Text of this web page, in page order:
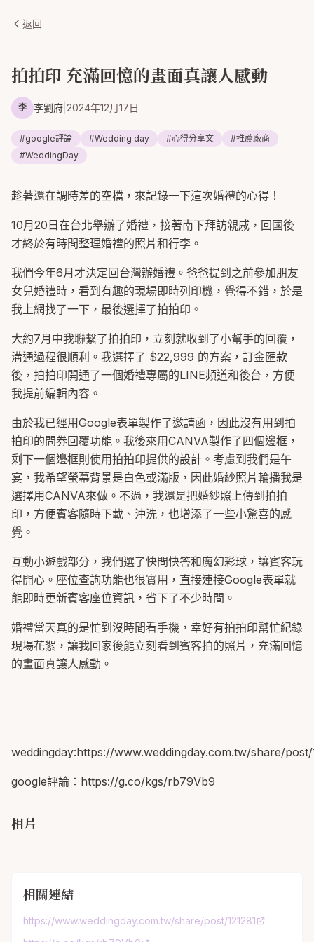
返回
拍拍印 充滿回憶的畫面真讓人感動
李 李劉府 2024年12月17日
#google評論 #Wedding day #心得分享文 #推薦廠商
#WeddingDay
趁著還在調時差的空檔，來記錄一下這次婚禮的心得！
10月20日在台北舉辦了婚禮，接著南下拜訪親戚，回國後
才終於有時間整理婚禮的照片和行李。
我們今年6月才決定回台灣辦婚禮。爸爸提到之前參加朋友
女兒婚禮時，看到有趣的現場即時列印機，覺得不錯，於是
我上網找了一下，最後選擇了拍拍印。
大約7月中我聯繫了拍拍印，立刻就收到了小幫手的回覆，
溝通過程很順利。我選擇了 $22,999 的方案，訂金匯款
後，拍拍印開通了一個婚禮專屬的LINE頻道和後台，方便
我提前編輯內容。
由於我已經用Google表單製作了邀請函，因此沒有用到拍
拍印的問券回覆功能。我後來用CANVA製作了四個邊框，
剩下一個邊框則使用拍拍印提供的設計。考慮到我們是午
宴，我希望螢幕背景是白色或滿版，因此婚紗照片輪播我是
選擇用CANVA來做。不過，我還是把婚紗照上傳到拍拍
印，方便賓客隨時下載、沖洗，也增添了一些小驚喜的感
覺。
互動小遊戲部分，我們選了快問快答和魔幻彩球，讓賓客玩
得開心。座位查詢功能也很實用，直接連接Google表單就
能即時更新賓客座位資訊，省下了不少時間。
婚禮當天真的是忙到沒時間看手機，幸好有拍拍印幫忙紀錄
現場花絮，讓我回家後能立刻看到賓客拍的照片，充滿回憶
的畫面真讓人感動。
weddingday:https://www.weddingday.com.tw/share/post/
google評論：https://g.co/kgs/rb79Vb9
相片
相關連結
https://www.weddingday.com.tw/share/post/121281